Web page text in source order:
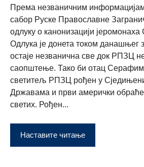
Према незваничним
сабор Руске Православне
одлуку о канонизацији
Одлука је донета током данашњег
остаје незванична све док РПЗЦ
саопштење. Тако би отац
светитељ РПЗЦ рођен у
Државама и први амерички
светих. Рођен...
Наставите читање